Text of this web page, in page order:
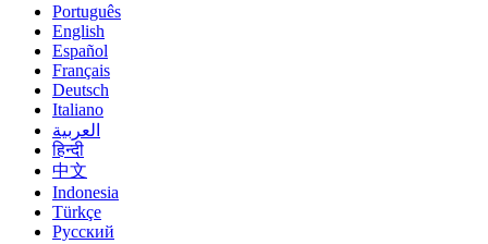
Português
English
Español
Français
Deutsch
Italiano
العربية
हिन्दी
中文
Indonesia
Türkçe
Русский